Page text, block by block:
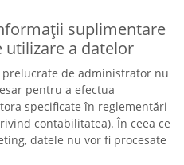
suplimentare
utilizare a datelor
prelucrate de administrator nu
pentru a efectua
specificate în reglementări
contabilitatea). În ceea ce
datele nu vor fi procesate